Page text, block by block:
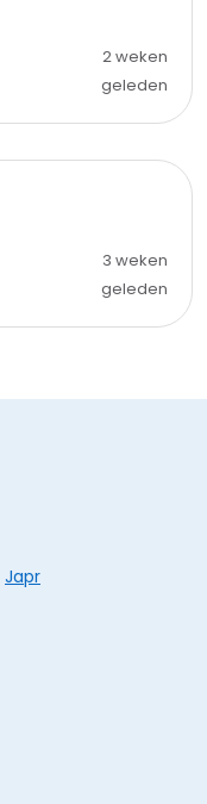
2 weken
geleden
3 weken
geleden
Japr